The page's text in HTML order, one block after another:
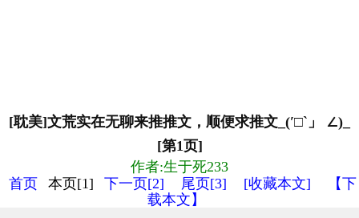
[耽美]文荒实在无聊来推推文，顺便求推文_(′□`」 ∠)_
[第1页]
作者:生于死233
首页
本页[1] 下一页[2] 尾页[3] [收藏本文]
【下
载本文】